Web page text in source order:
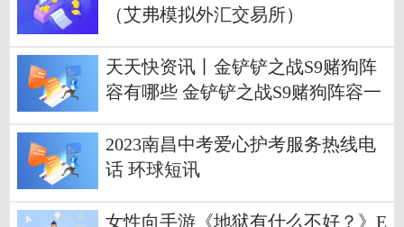
（艾弗模拟外汇交易所）
天天快资讯丨金铲铲之战S9赌狗阵
容有哪些 金铲铲之战S9赌狗阵容一
2023南昌中考爱心护考服务热线电
话 环球短讯
女性向手游《地狱有什么不好？》E